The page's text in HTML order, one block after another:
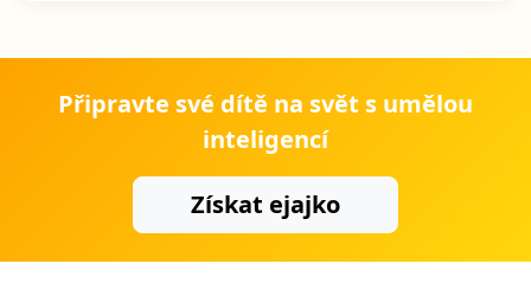
Připravte své dítě na svět s umělou
inteligencí
Získat ejajko